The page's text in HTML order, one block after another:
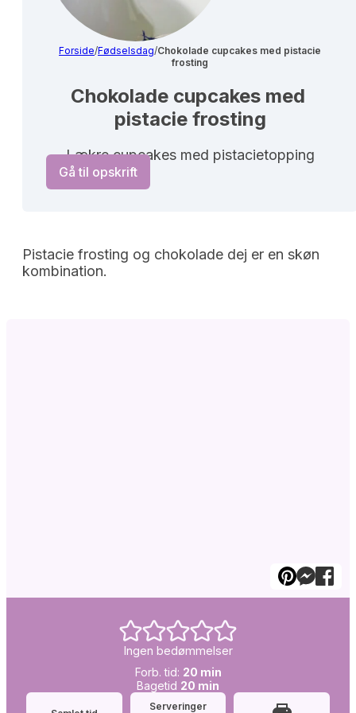
Forside/Fødselsdag/Chokolade cupcakes med pistacie
frosting
Chokolade cupcakes med
pistacie frosting
Lækre cupcakes med pistacietopping
Gå til opskrift
Pistacie frosting og chokolade dej er en skøn
kombination.
Ingen bedømmelser
Forb.
tid:
Forb. tid: 20minutter
min
Simretid:
Bagetid 20 minutter
min
Serveringer